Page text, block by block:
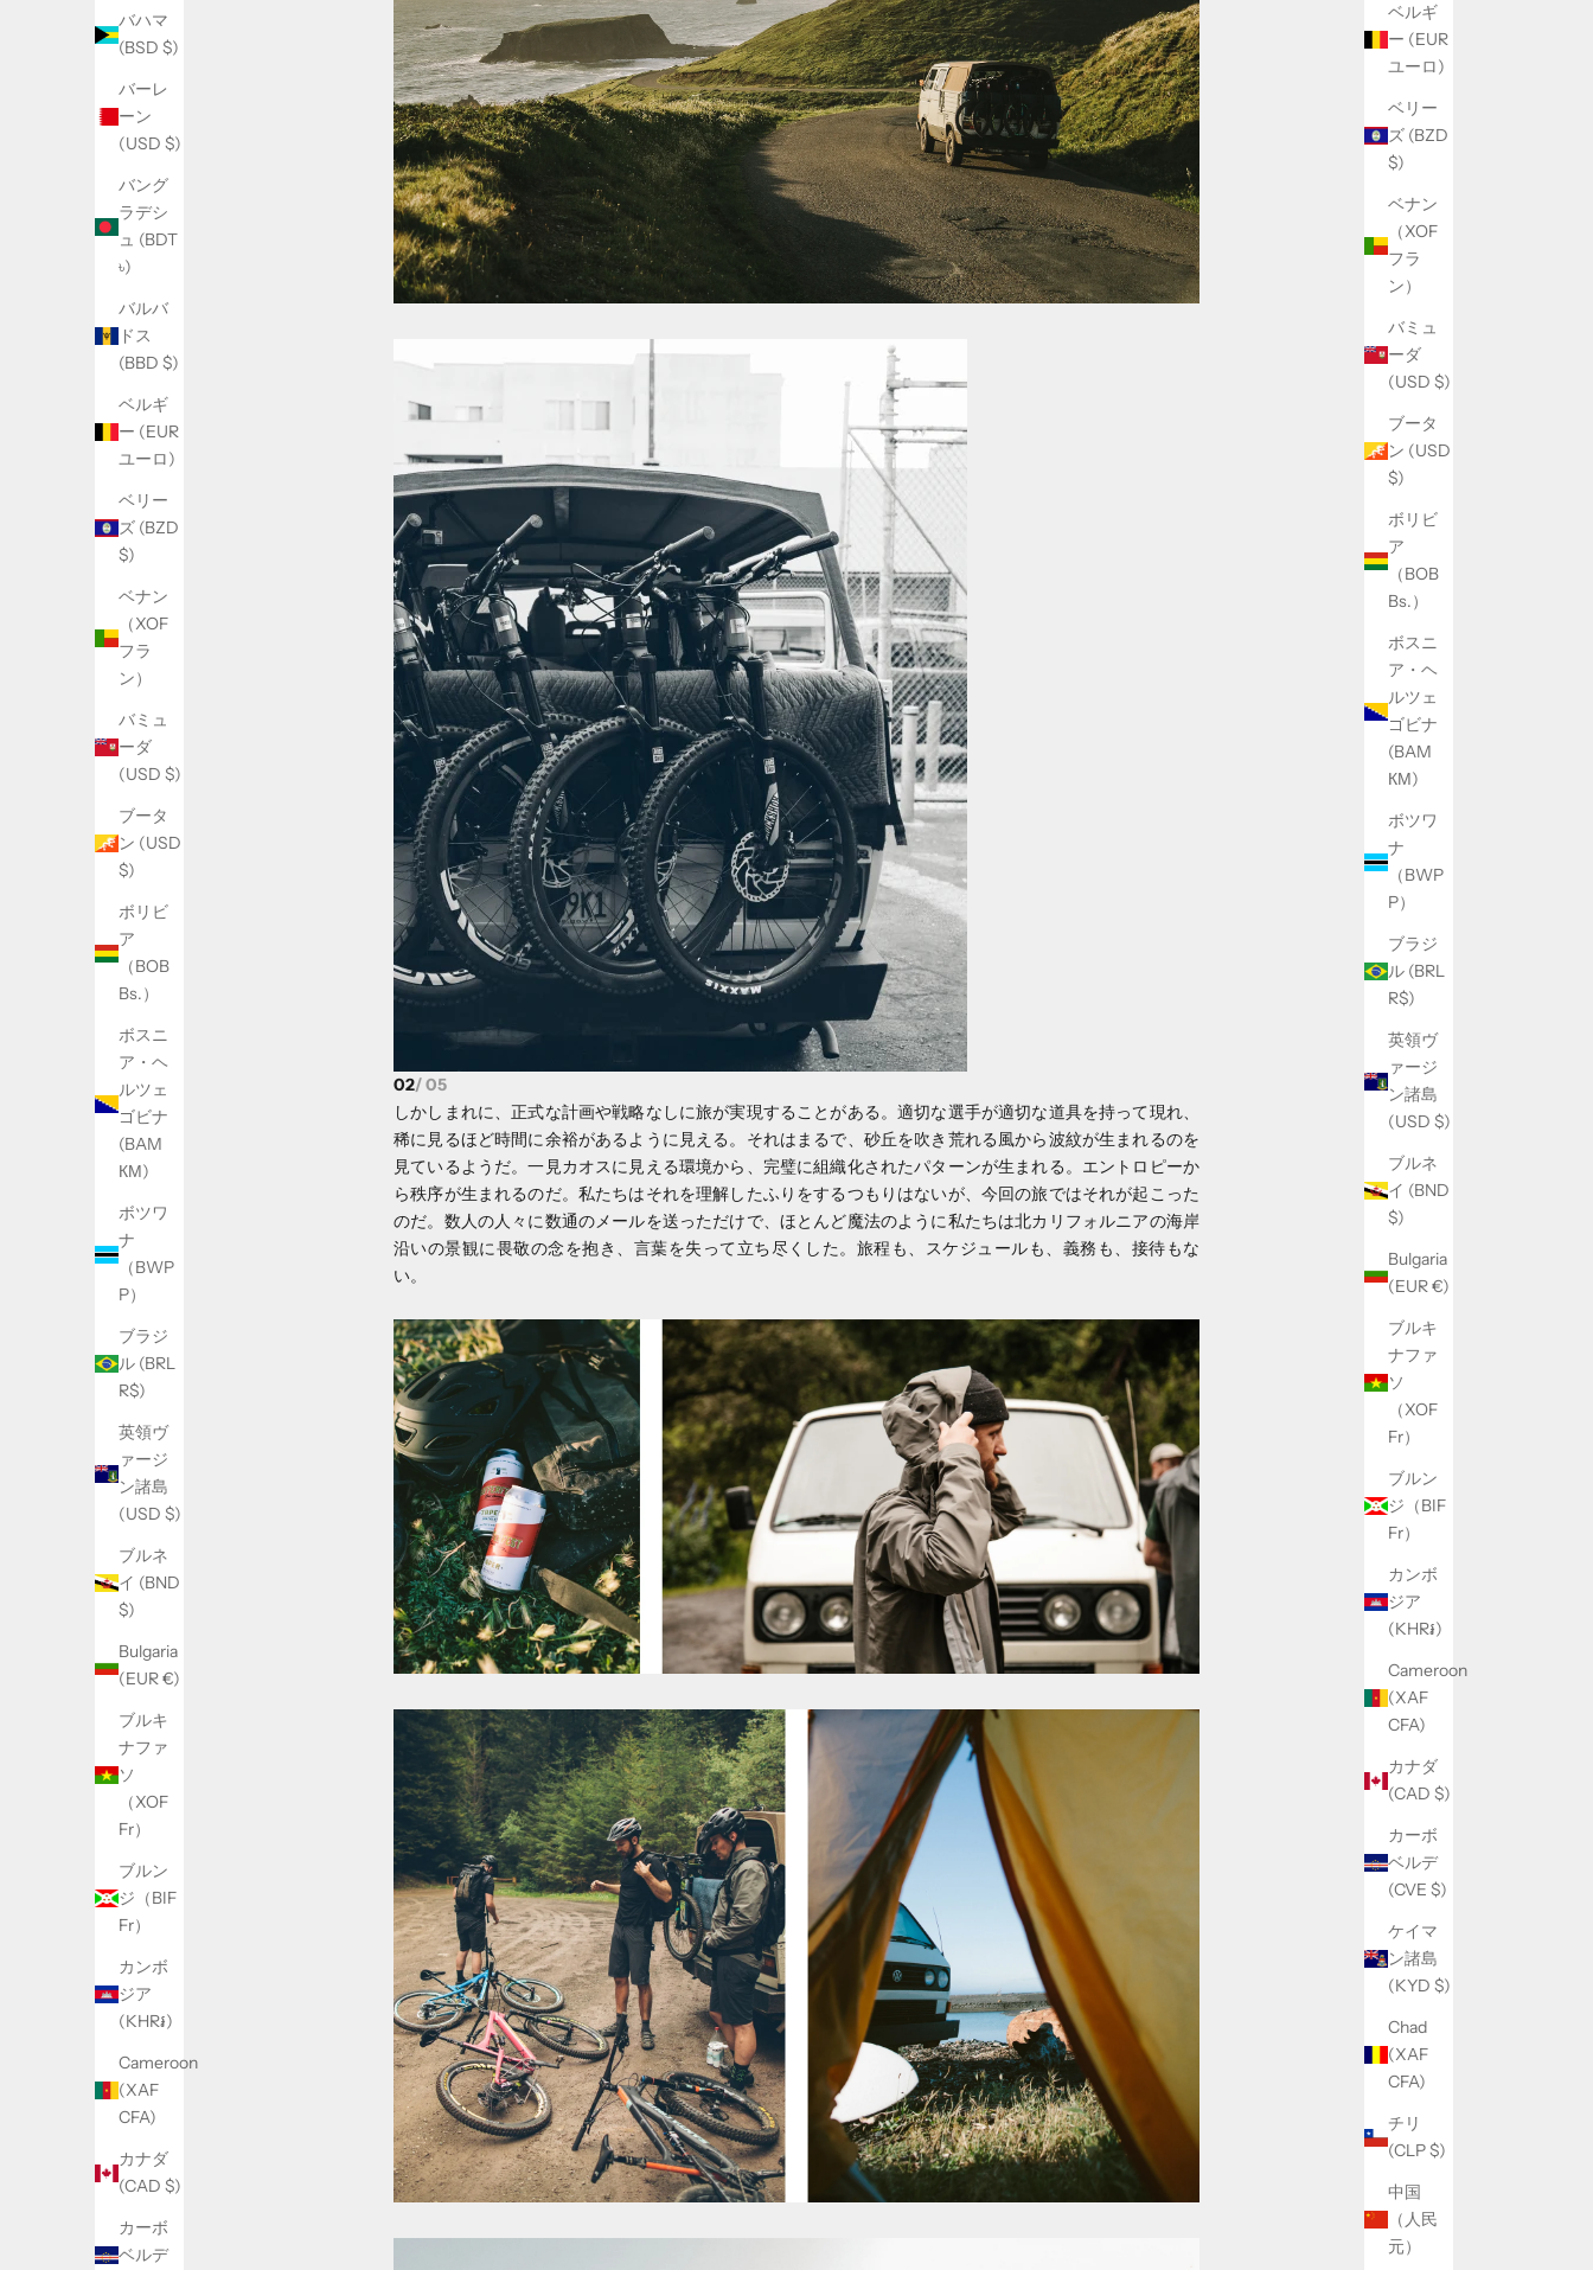
ベルギ
ー (EUR
ユーロ)
ベリー
ズ (BZD
$)
ベナン
（XOF
フラ
ン）
バミュ
ーダ
(USD $)
ブータ
ン (USD
$)
ボリビ
ア
（BOB
Bs.）
ボスニ
ア・ヘ
ルツェ
ゴビナ
(BAM
КМ)
ボツワ
ナ
（BWP
P）
ブラジ
ル (BRL
R$)
英領ヴ
ァージ
ン諸島
(USD $)
ブルネ
イ (BND
$)
Bulgaria
(EUR €)
ブルキ
ナファ
ソ
（XOF
Fr）
ブルン
ジ（BIF
Fr）
カンボ
ジア
(KHR៛)
Cameroon
(XAF
CFA)
カナダ
(CAD $)
カーボ
ベルデ
(CVE $)
ケイマ
ン諸島
(KYD $)
Chad
(XAF
CFA)
チリ
(CLP $)
中国
（人民
元）
バハマ
(BSD $)
バーレ
ーン
(USD $)
バング
ラデシ
ュ (BDT
৳)
バルバ
ドス
(BBD $)
ベルギ
ー (EUR
ユーロ)
ベリー
ズ (BZD
$)
ベナン
（XOF
フラ
ン）
バミュ
ーダ
(USD $)
ブータ
ン (USD
$)
ボリビ
ア
（BOB
Bs.）
ボスニ
ア・ヘ
ルツェ
ゴビナ
(BAM
КМ)
ボツワ
ナ
（BWP
P）
ブラジ
ル (BRL
R$)
英領ヴ
ァージ
ン諸島
(USD $)
ブルネ
イ (BND
$)
Bulgaria
(EUR €)
ブルキ
ナファ
ソ
（XOF
Fr）
ブルン
ジ（BIF
Fr）
カンボ
ジア
(KHR៛)
Cameroon
(XAF
CFA)
カナダ
(CAD $)
カーボ
ベルデ
02/ 05
しかしまれに、正式な計画や戦略なしに旅が実現することがある。適切な選手が適切な道具を持って現れ、
稀に見るほど時間に余裕があるように見える。それはまるで、砂丘を吹き荒れる風から波紋が生まれるのを
見ているようだ。一見カオスに見える環境から、完璧に組織化されたパターンが生まれる。エントロピーか
ら秩序が生まれるのだ。私たちはそれを理解したふりをするつもりはないが、今回の旅ではそれが起こった
のだ。数人の人々に数通のメールを送っただけで、ほとんど魔法のように私たちは北カリフォルニアの海岸
沿いの景観に畏敬の念を抱き、言葉を失って立ち尽くした。旅程も、スケジュールも、義務も、接待もな
い。